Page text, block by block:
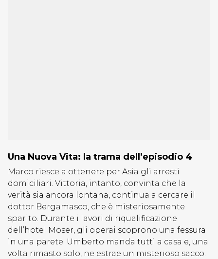
Una Nuova Vita: la trama dell’episodio 4
Marco riesce a ottenere per Asia gli arresti
domiciliari. Vittoria, intanto, convinta che la
verità sia ancora lontana, continua a cercare il
dottor Bergamasco, che è misteriosamente
sparito. Durante i lavori di riqualificazione
dell’hotel Moser, gli operai scoprono una fessura
in una parete: Umberto manda tutti a casa e, una
volta rimasto solo, ne estrae un misterioso sacco.